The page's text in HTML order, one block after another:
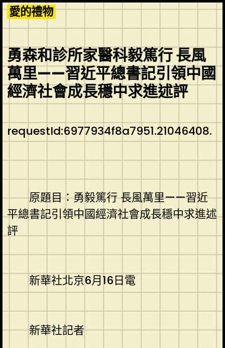
Skip
to
content
愛的禮物
勇森和診所家醫科毅篤行 長風
萬里——習近平總書記引領中國
經濟社會成長穩中求進述評
requestId:6977934f8a7951.21046408.
原題目：勇毅篤行 長風萬里——習近
平總書記引領中國經濟社會成長穩中求進述
評
新華社北京6月16日電
新華社記者